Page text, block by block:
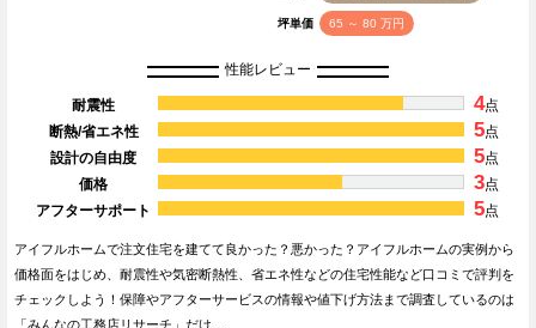
坪単価 65 ～ 80 万円
性能レビュー
耐震性 4点
断熱/省エネ性
5点
設計の自由度
5点
価格
3点
アフターサポート
5点
アイフルホームで注文住宅を建てて良かった？悪かった？アイフルホームの実例から
価格面をはじめ、耐震性や気密断熱性、省エネ性などの住宅性能など口コミで評判を
チェックしよう！保障やアフターサービスの情報や値下げ方法まで調査しているのは
「みんなの工務店リサーチ」だけ…